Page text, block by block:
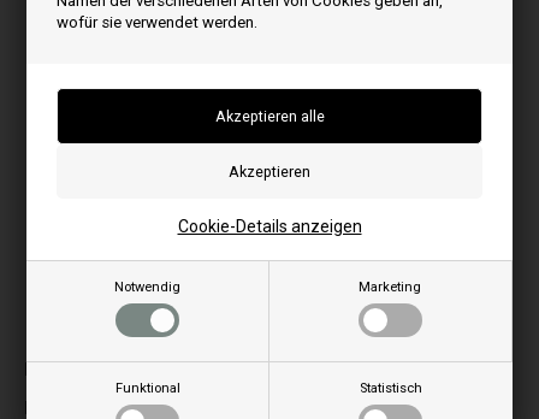
wofür sie verwendet werden.
Notwendig Marketing
Funktional Statistisch
Cookie-Details anzeigen
Bilder können je nach Modell abweichen